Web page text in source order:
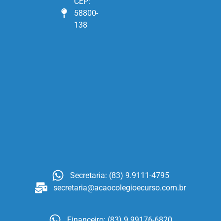
58800-
138
Secretaria: (83) 9.9111-4795
secretaria@acaocolegioecurso.com.br